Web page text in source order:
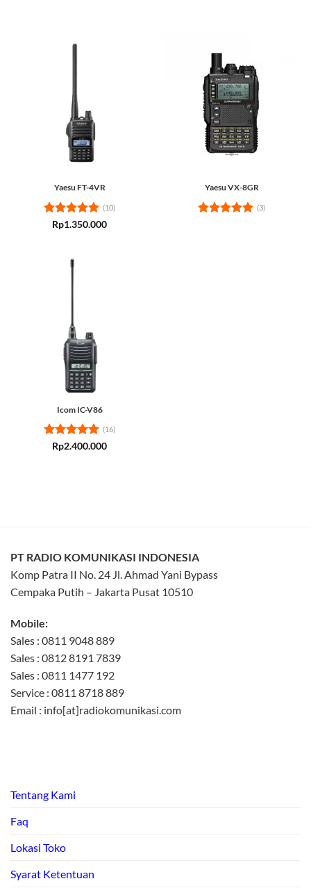
Yaesu FT-4VR
Rated5
(10)
Rp1.350.000
Yaesu VX-8GR
(3)
Icom IC-V86
Rated5
(16)
Rp2.400.000
PT RADIO KOMUNIKASI INDONESIA
Komp Patra II No. 24 Jl. Ahmad Yani Bypass
Cempaka Putih – Jakarta Pusat 10510
Mobile:
Sales : 0811 9048 889
Sales : 0812 8191 7839
Sales : 0811 1477 192
Service : 0811 8718 889
Email : info[at]radiokomunikasi.com
Tentang Kami
Faq
Lokasi Toko
Syarat Ketentuan